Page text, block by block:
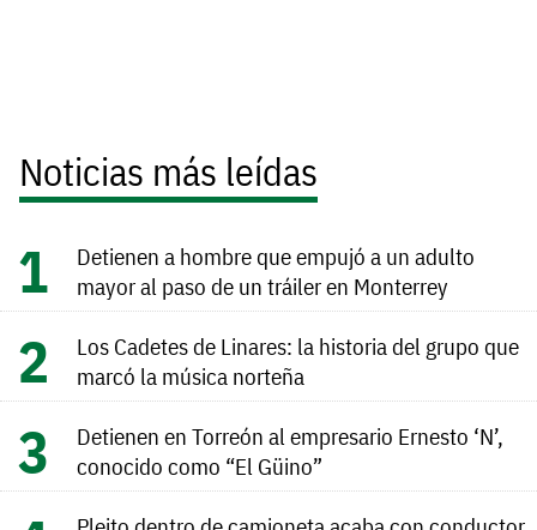
Noticias más leídas
Detienen a hombre que empujó a un adulto
mayor al paso de un tráiler en Monterrey
Los Cadetes de Linares: la historia del grupo que
marcó la música norteña
Detienen en Torreón al empresario Ernesto ‘N’,
conocido como “El Güino”